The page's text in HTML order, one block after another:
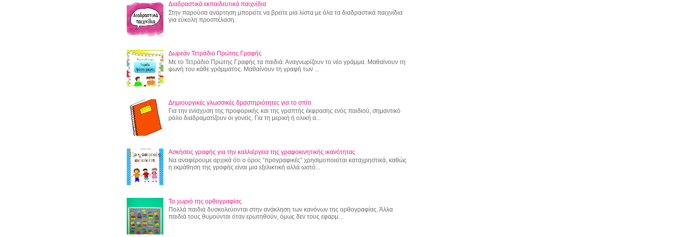
Διαδραστικά εκπαιδευτικά παιχνίδια
Στην παρούσα ανάρτηση μπορείτε να βρείτε μια λίστα με όλα τα διαδραστικά παιχνίδια
για εύκολη προσπέλαση.
Δωρεάν Τετράδιο Πρώτης Γραφής
Με το Τετράδιο Πρώτης Γραφής τα παιδιά: Αναγνωρίζουν το νέο γράμμα. Μαθαίνουν τη
φωνή του κάθε γράμματος. Μαθαίνουν τη γραφή των ...
Δημιουργικές γλωσσικές δραστηριότητες για το σπίτι
Για την ενίσχυση της προφορικής και της γραπτής έκφρασης ενός παιδιού, σημαντικό
ρόλο διαδραματίζουν οι γονείς. Για τη μερική ή ολική α...
Ασκήσεις γραφής για την καλλιέργεια της γραφοκινητικής ικανότητας
Να αναφέρουμε αρχικά ότι ο όρος “προγραφικές” χρησιμοποιείται καταχρηστικά, καθώς
η εκμάθηση της γραφής είναι μια εξελικτική αλλά ωστό...
Το χωριό της ορθογραφίας
Πολλά παιδιά δυσκολεύονται στην ανάκληση των κανόνων της ορθογραφίας. Άλλα
παιδιά τους θυμούνται όταν ερωτηθούν, όμως δεν τους εφαρμ...